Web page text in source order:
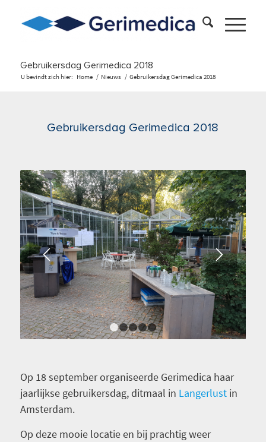
Gebruikersdag Gerimedica 2018
U bevindt zich hier: Home / Nieuws / Gebruikersdag Gerimedica 2018
Gebruikersdag Gerimedica 2018
5
Op 18 september organiseerde Gerimedica haar
jaarlijkse gebruikersdag, ditmaal in Langerlustin
Amsterdam.
Op deze mooie locatie en bij prachtig weer